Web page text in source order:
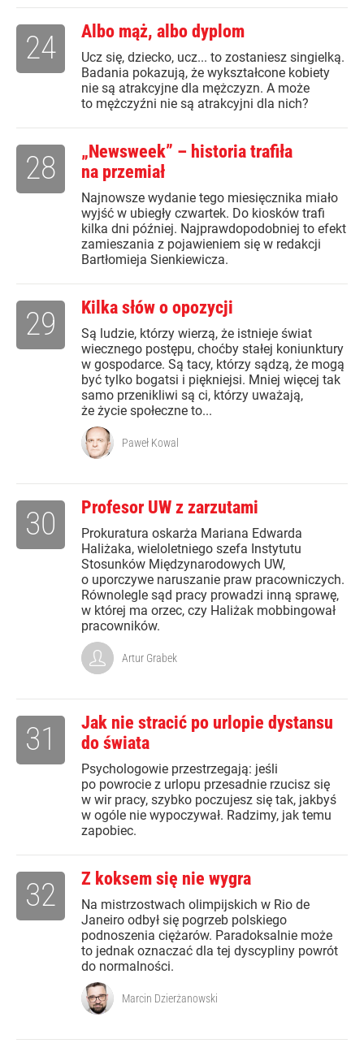
Albo mąż, albo dyplom
Ucz się, dziecko, ucz... to zostaniesz singielką.
Badania pokazują, że wykształcone kobiety
nie są atrakcyjne dla mężczyzn. A może
to mężczyźni nie są atrakcyjni dla nich?
24
„Newsweek” – historia trafiła
na przemiał
Najnowsze wydanie tego miesięcznika miało
wyjść w ubiegły czwartek. Do kiosków trafi
kilka dni później. Najprawdopodobniej to efekt
zamieszania z pojawieniem się w redakcji
Bartłomieja Sienkiewicza.
28
Kilka słów o opozycji
Są ludzie, którzy wierzą, że istnieje świat
wiecznego postępu, choćby stałej koniunktury
w gospodarce. Są tacy, którzy sądzą, że mogą
być tylko bogatsi i piękniejsi. Mniej więcej tak
samo przenikliwi są ci, którzy uważają,
że życie społeczne to...
29
Paweł Kowal
Profesor UW z zarzutami
Prokuratura oskarża Mariana Edwarda
Haliżaka, wieloletniego szefa Instytutu
Stosunków Międzynarodowych UW,
o uporczywe naruszanie praw pracowniczych.
Równolegle sąd pracy prowadzi inną sprawę,
w której ma orzec, czy Haliżak mobbingował
pracowników.
30
Artur Grabek
Jak nie stracić po urlopie dystansu
do świata
Psychologowie przestrzegają: jeśli
po powrocie z urlopu przesadnie rzucisz się
w wir pracy, szybko poczujesz się tak, jakbyś
w ogóle nie wypoczywał. Radzimy, jak temu
zapobiec.
31
Z koksem się nie wygra
Na mistrzostwach olimpijskich w Rio de
Janeiro odbył się pogrzeb polskiego
podnoszenia ciężarów. Paradoksalnie może
to jednak oznaczać dla tej dyscypliny powrót
do normalności.
32
Marcin Dzierżanowski